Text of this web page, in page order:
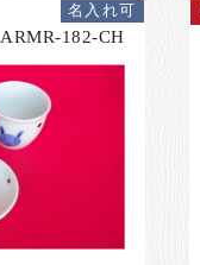
ARMR-182-CH
名入れ可